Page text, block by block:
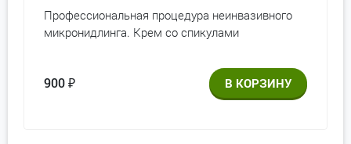
Профессиональная процедура неинвазивного
микронидлинга. Крем со спикулами
900 ₽